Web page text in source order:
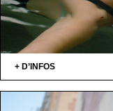
+ D’INFOS